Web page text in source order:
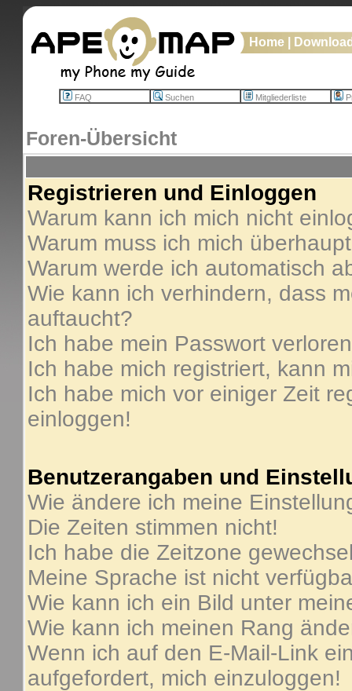
Home
FAQ Suchen Mitgliederliste
Foren-Übersicht
Registrieren und Einloggen
Warum kann ich mich nicht
Warum muss ich mich
Warum werde ich automatisch
Wie kann ich verhindern, dass
auftaucht?
Ich habe mein Passwort
Ich habe mich registriert, kann
Ich habe mich vor einiger Zeit
einloggen!
Benutzerangaben und
Wie ändere ich meine
Die Zeiten stimmen nicht!
Ich habe die Zeitzone
Meine Sprache ist nicht
Wie kann ich ein Bild unter
Wie kann ich meinen Rang
Wenn ich auf den E-Mail-Link
aufgefordert, mich einzuloggen!